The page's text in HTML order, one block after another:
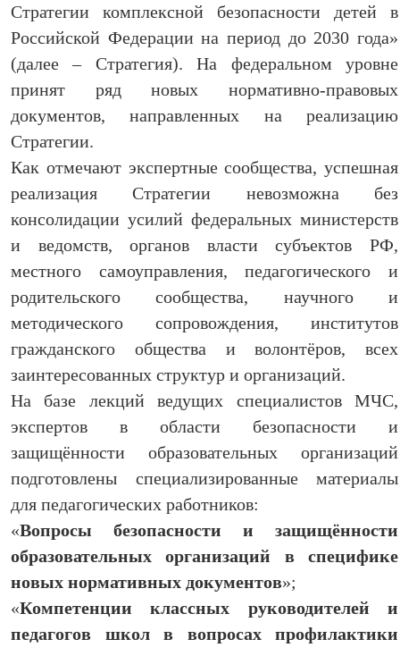
Стратегии комплексной безопасности детей в
Российской Федерации на период до 2030 года»
(далее – Стратегия). На федеральном уровне
принят ряд новых нормативно-правовых
документов, направленных на реализацию
Стратегии.
Как отмечают экспертные сообщества, успешная
реализация Стратегии невозможна без
консолидации усилий федеральных министерств
и ведомств, органов власти субъектов РФ,
местного самоуправления, педагогического и
родительского сообщества, научного и
методического сопровождения, институтов
гражданского общества и волонтёров, всех
заинтересованных структур и организаций.
На базе лекций ведущих специалистов МЧС,
экспертов в области безопасности и
защищённости образовательных организаций
подготовлены специализированные материалы
для педагогических работников:
«Вопросы безопасности и защищённости
образовательных организаций в специфике
новых нормативных документов»;
«Компетенции классных руководителей и
педагогов школ в вопросах профилактики